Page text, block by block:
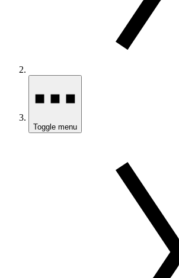
Toggle menu